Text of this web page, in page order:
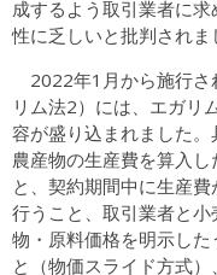
成するよう取引業者に
性に乏しいと批判されま
2022年1月から施行さ
リム法2）には、エガリ
容が盛り込まれました
農産物の生産費を算入
と、契約期間中に生産
行うこと、取引業者と
物・原料価格を明示し
と（物価スライド方式